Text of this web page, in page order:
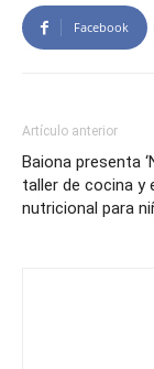
Facebook
Artículo anterior
Baiona presenta
taller de cocina y
nutricional para